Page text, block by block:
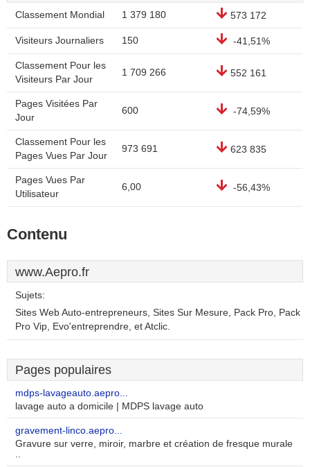
Classement Mondial 1 379 180 573 172
Visiteurs Journaliers 150 -41,51%
Classement Pour les
Visiteurs Par Jour
1 709 266 552 161
Pages Visitées Par
Jour
600 -74,59%
Classement Pour les
Pages Vues Par Jour
973 691 623 835
Pages Vues Par
Utilisateur
6,00 -56,43%
Contenu
www.Aepro.fr
Sujets:
Sites Web Auto-entrepreneurs, Sites Sur Mesure, Pack Pro, Pack
Pro Vip, Evo'entreprendre, et Atclic.
Pages populaires
mdps-lavageauto.aepro...
lavage auto a domicile | MDPS lavage auto
gravement-linco.aepro...
Gravure sur verre, miroir, marbre et création de fresque murale
..